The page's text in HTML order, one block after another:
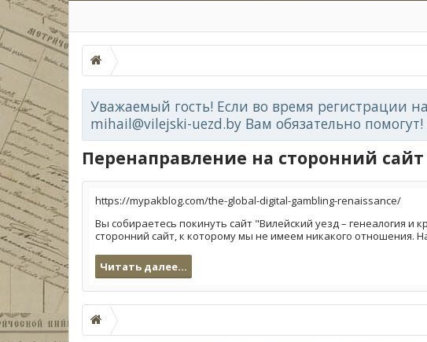
Уважаемый гость! Если во время регистрации
mihail@vilejski-uezd.by Вам обязательно помогут!
Перенаправление на сторонний сайт
https://mypakblog.com/the-global-digital-gambling-renaissance/
Вы собираетесь покинуть сайт "Вилейский уезд – генеалогия
сторонний сайт, к которому мы не имеем никакого отношения.
Читать далее...